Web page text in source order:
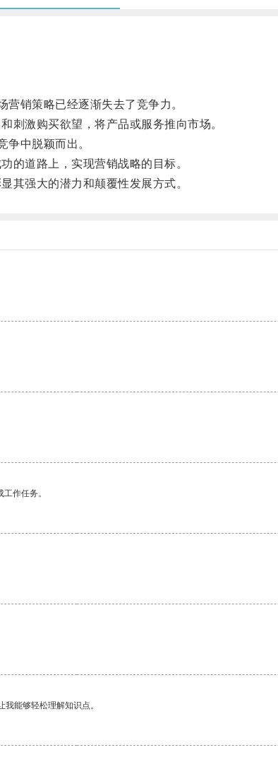
销策略已经逐渐失去了竞争力。
激购买欲望，将产品或服务推向市场。
中脱颖而出。
道路上，实现营销战略的目标。
强大的潜力和颠覆性发展方式。
作任务。
能够轻松理解知识点。